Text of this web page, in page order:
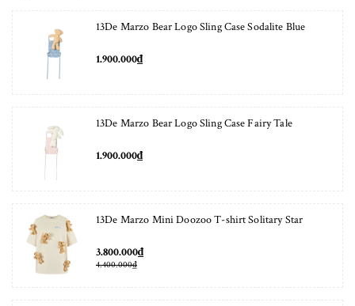
13De Marzo Bear Logo Sling Case Sodalite Blue
1.900.000₫
13De Marzo Bear Logo Sling Case Fairy Tale
1.900.000₫
13De Marzo Mini Doozoo T-shirt Solitary Star
3.800.000₫
4.400.000₫